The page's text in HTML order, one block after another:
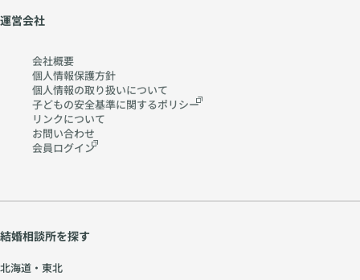
運営会社
会社概要
個人情報保護方針
個人情報の取り扱いについて
子どもの安全基準に関するポリシー
リンクについて
お問い合わせ
会員ログイン
結婚相談所を探す
北海道・東北